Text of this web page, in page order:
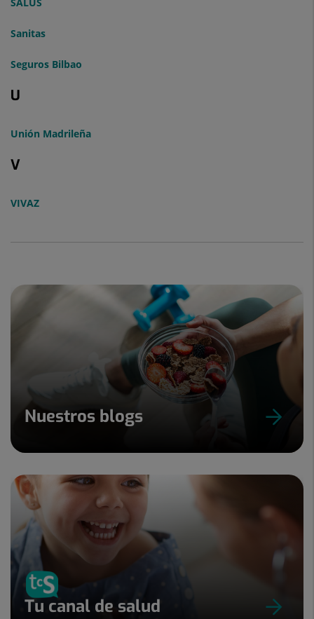
Sanitas
Seguros Bilbao
U
Unión Madrileña
V
VIVAZ
Nuestros blogs
Tu canal de salud